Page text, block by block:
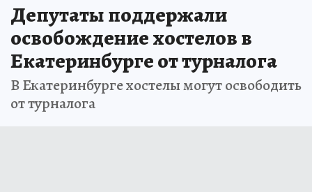
Депутаты поддержали
освобождение хостелов в
Екатеринбурге от турналога
В Екатеринбурге хостелы могут освободить
от турналога